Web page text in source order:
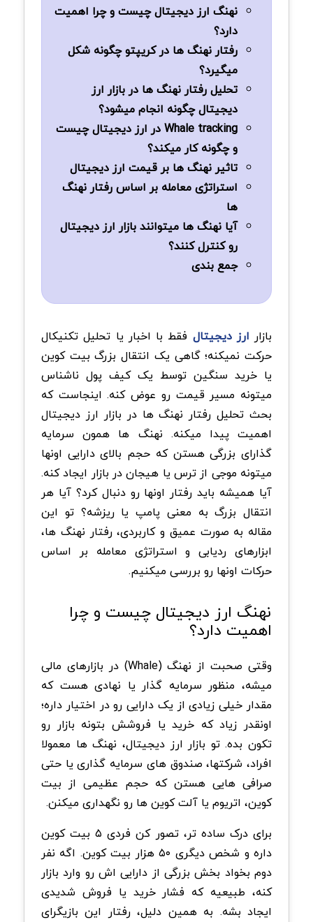
نهنگ ارز دیجیتال چیست و چرا اهمیت
دارد؟
رفتار نهنگ ها در کریپتو چگونه شکل
میگیرد؟
تحلیل رفتار نهنگ ها در بازار ارز
دیجیتال چگونه انجام میشود؟
Whale tracking در ارز دیجیتال چیست
و چگونه کار میکند؟
تاثیر نهنگ ها بر قیمت ارز دیجیتال
استراتژی معامله بر اساس رفتار نهنگ
ها
آیا نهنگ ها میتوانند بازار ارز دیجیتال
رو کنترل کنند؟
جمع بندی
بازار ارز دیجیتال فقط با اخبار یا تحلیل تکنیکال
حرکت نمیکنه؛ گاهی یک انتقال بزرگ بیت کوین
یا خرید سنگین توسط یک کیف پول ناشناس
میتونه مسیر قیمت رو عوض کنه. اینجاست که
بحث تحلیل رفتار نهنگ ها در بازار ارز دیجیتال
اهمیت پیدا میکنه. نهنگ ها همون سرمایه
گذارای بزرگی هستن که حجم بالای دارایی اونها
میتونه موجی از ترس یا هیجان در بازار ایجاد کنه.
آیا همیشه باید رفتار اونها رو دنبال کرد؟ آیا هر
انتقال بزرگ به معنی پامپ یا ریزشه؟ تو این
مقاله به صورت عمیق و کاربردی، رفتار نهنگ ها،
ابزارهای ردیابی و استراتژی معامله بر اساس
حرکات اونها رو بررسی میکنیم.
نهنگ ارز دیجیتال چیست و چرا
اهمیت دارد؟
وقتی صحبت از نهنگ (Whale) در بازارهای مالی
میشه، منظور سرمایه گذار یا نهادی هست که
مقدار خیلی زیادی از یک دارایی رو در اختیار داره؛
اونقدر زیاد که خرید یا فروشش بتونه بازار رو
تکون بده. تو بازار ارز دیجیتال، نهنگ ها معمولا
افراد، شرکتها، صندوق های سرمایه گذاری یا حتی
صرافی هایی هستن که حجم عظیمی از بیت
کوین، اتریوم یا آلت کوین ها رو نگهداری میکنن.
برای درک ساده تر، تصور کن فردی ۵ بیت کوین
داره و شخص دیگری ۵۰ هزار بیت کوین. اگه نفر
دوم بخواد بخش بزرگی از دارایی اش رو وارد بازار
کنه، طبیعیه که فشار خرید یا فروش شدیدی
ایجاد بشه. به همین دلیل، رفتار این بازیگرای